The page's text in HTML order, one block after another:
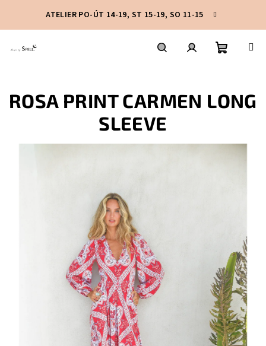
obsah
ATELIER PO-ÚT 14-19, ST 15-19, SO 11-15
košík
ROSA PRINT CARMEN LONG
SLEEVE